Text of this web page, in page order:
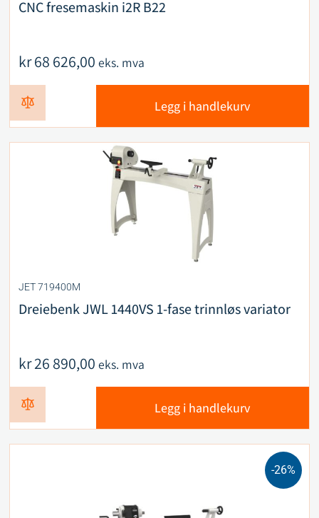
CNC fresemaskin i2R B22
kr68 626,00 eks. mva
Legg i handlekurv
JET 719400M
Dreiebenk JWL 1440VS 1-fase trinnløs variator
kr26 890,00 eks. mva
Legg i handlekurv
-26%